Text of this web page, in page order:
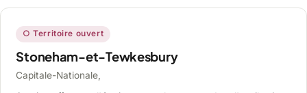
○ Territoire ouvert
Stoneham-et-Tewkesbury
Capitale-Nationale,